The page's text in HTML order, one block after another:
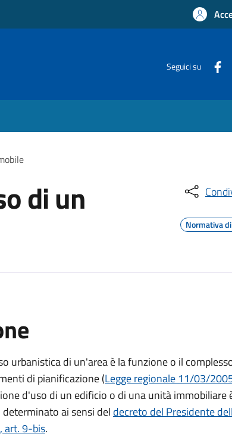
Seguici su
di un
Normativa
urbanistica di un'area è la funzione o il
di pianificazione (Legge regionale 11/03/
d'uso di un edificio o di una unità immobiliare
ai sensi del decreto del Presidente
art. 9-bis.